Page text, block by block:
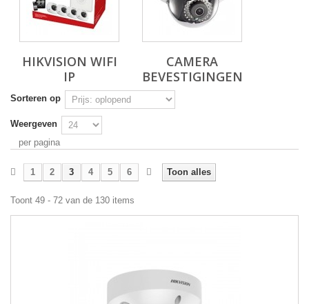
HIKVISION WIFI
IP
CAMERA
BEVESTIGINGEN
Sorteren op
Weergeven
per pagina
Toon alles
1 2 3 4 5 6
Toont 49 - 72 van de 130 items